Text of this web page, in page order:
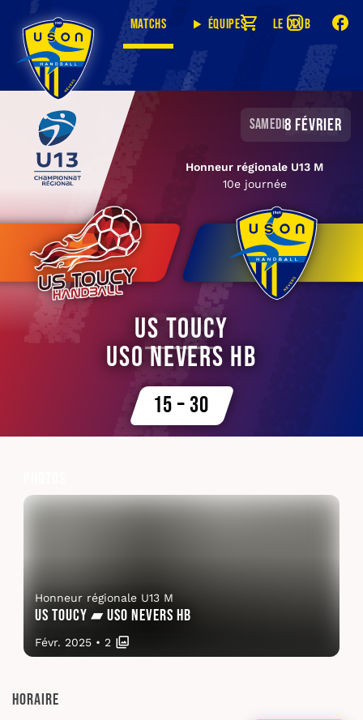
Matchs Équipes Le club
samedi8 février
Honneur régionale U13 M
10e journée
US Toucy
USO Nevers HB
15 – 30
Honneur régionale U13 M
US Toucy ▰ USO Nevers HB
Févr. 2025 • 2
Horaire